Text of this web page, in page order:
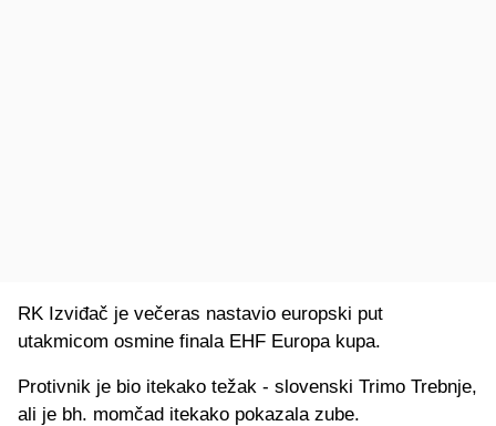
RK Izviđač je večeras nastavio europski put
utakmicom osmine finala EHF Europa kupa.
Protivnik je bio itekako težak - slovenski Trimo Trebnje,
ali je bh. momčad itekako pokazala zube.